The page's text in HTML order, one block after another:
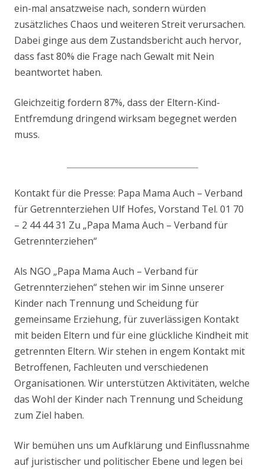
ein-mal ansatzweise nach, sondern würden
zusätzliches Chaos und weiteren Streit verursachen.
Dabei ginge aus dem Zustandsbericht auch hervor,
dass fast 80% die Frage nach Gewalt mit Nein
beantwortet haben.
Gleichzeitig fordern 87%, dass der Eltern-Kind-
Entfremdung dringend wirksam begegnet werden
muss.
Kontakt für die Presse: Papa Mama Auch – Verband
für Getrennterziehen Ulf Hofes, Vorstand Tel. 01 70
– 2 44 44 31 Zu „Papa Mama Auch – Verband für
Getrennterziehen“
Als NGO „Papa Mama Auch – Verband für
Getrennterziehen“ stehen wir im Sinne unserer
Kinder nach Trennung und Scheidung für
gemeinsame Erziehung, für zuverlässigen Kontakt
mit beiden Eltern und für eine glückliche Kindheit mit
getrennten Eltern. Wir stehen in engem Kontakt mit
Betroffenen, Fachleuten und verschiedenen
Organisationen. Wir unterstützen Aktivitäten, welche
das Wohl der Kinder nach Trennung und Scheidung
zum Ziel haben.
Wir bemühen uns um Aufklärung und Einflussnahme
auf juristischer und politischer Ebene und legen bei